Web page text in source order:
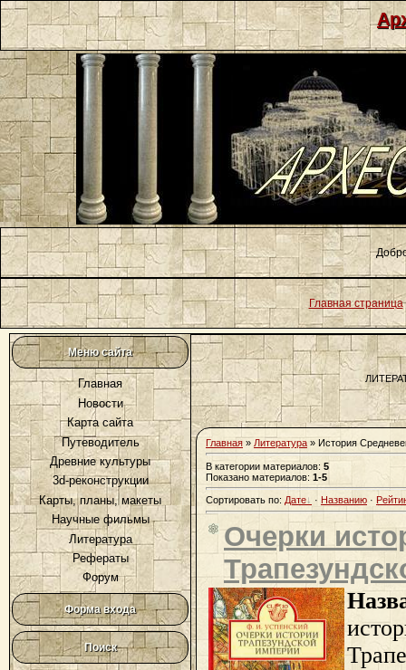
Главная страница
Меню сайта
Главная
Новости
Карта сайта
Путеводитель
Древние культуры
3d-реконструкции
Карты, планы, макеты
Научные фильмы
Литература
Рефераты
Форум
Форма входа
Поиск
Главная » Литература » История
В категории материалов: 5
Показано материалов: 1-5
Сортировать по: Дате · Названию ·
Очерки